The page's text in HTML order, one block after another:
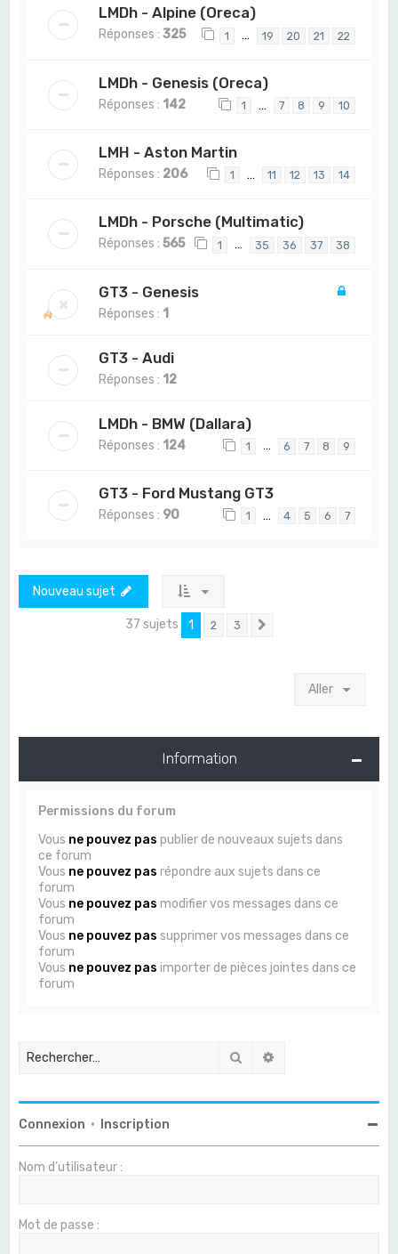
LMDh - Alpine (Oreca)
Réponses :325 1 … 19 20 21 22
LMDh - Genesis (Oreca)
Réponses : 142 1 … 7 8 9 10
LMH - Aston Martin
Réponses : 206 1 … 11 12 13 14
LMDh - Porsche (Multimatic)
Réponses :565 1 … 35 36 37 38
GT3 - Genesis
Réponses : 1
GT3 - Audi
Réponses : 12
LMDh - BMW (Dallara)
Réponses : 124 1 … 6 7 8 9
GT3 - Ford Mustang GT3
Réponses : 90 1 … 4 5 6 7
Nouveau sujet
37 sujets 1 2 3
Aller
Information
Permissions du forum
Vous ne pouvez pas publier de nouveaux sujets dans
ce forum
Vous ne pouvez pas répondre aux sujets dans ce
forum
Vous ne pouvez pas modifier vos messages dans ce
forum
Vous ne pouvez pas supprimer vos messages dans ce
forum
Vous ne pouvez pas importer de pièces jointes dans ce
forum
Rechercher
Connexion • Inscription
Nom d’utilisateur :
Mot de passe :